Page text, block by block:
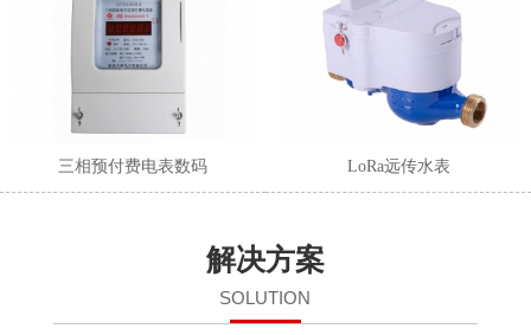
三相预付费电表数码 LoRa远传水表
解决方案
SOLUTION